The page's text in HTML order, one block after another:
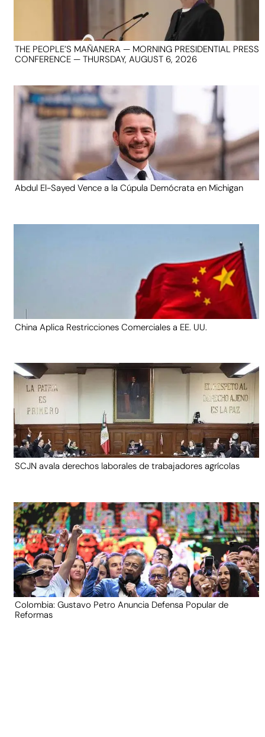
THE PEOPLE’S MAÑANERA — MORNING PRESIDENTIAL PRESS
CONFERENCE — THURSDAY, AUGUST 6, 2026
Abdul El-Sayed Vence a la Cúpula Demócrata en Michigan
China Aplica Restricciones Comerciales a EE. UU.
SCJN avala derechos laborales de trabajadores agrícolas
Colombia: Gustavo Petro Anuncia Defensa Popular de
Reformas